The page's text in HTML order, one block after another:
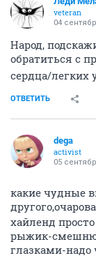
veteran
04
Народ,
обратиться с
сердца/легких
ОТВЕТИТЬ
dega
activist
05
какие чудные
хайленд
рыжик-
глазками-надо